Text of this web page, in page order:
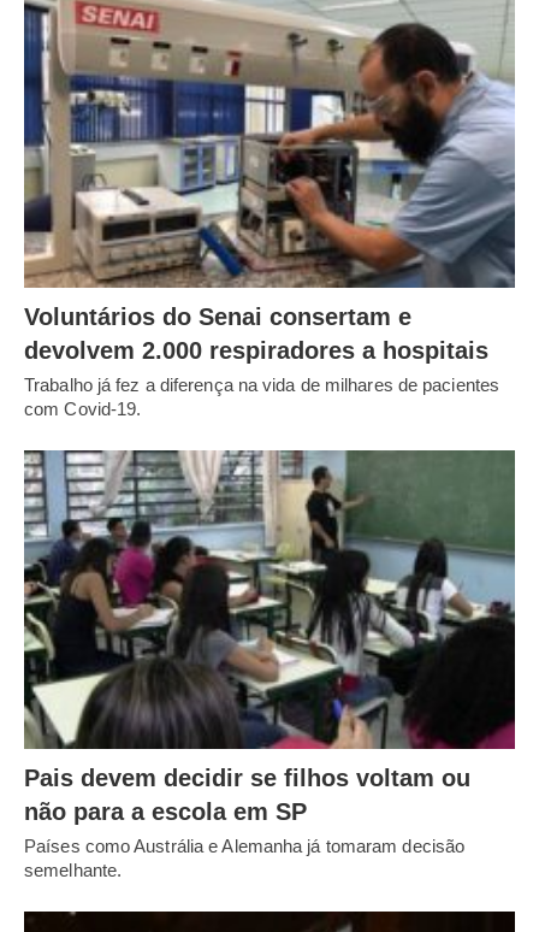
Voluntários do Senai consertam e
devolvem 2.000 respiradores a hospitais
Trabalho já fez a diferença na vida de milhares de pacientes
com Covid-19.
Pais devem decidir se filhos voltam ou
não para a escola em SP
Países como Austrália e Alemanha já tomaram decisão
semelhante.